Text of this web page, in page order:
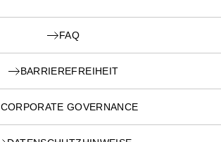
FAQ
BARRIEREFREIHEIT
CORPORATE GOVERNANCE